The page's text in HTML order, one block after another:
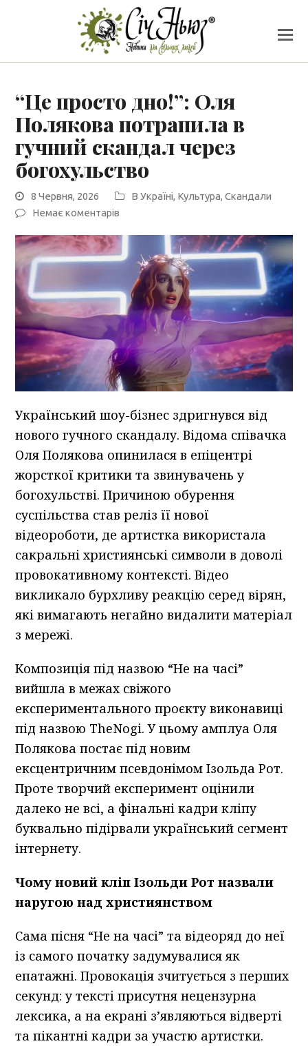
“Це просто дно!”: Оля
Полякова потрапила в
гучний скандал через
богохульство
8 Червня, 2026 В Україні, Культура,Скандали
Немає коментарів
Український шоу-бізнес здригнувся від
нового гучного скандалу. Відома співачка
Оля Полякова опинилася в епіцентрі
жорсткої критики та звинувачень у
богохульстві. Причиною обурення
суспільства став реліз її нової
відеороботи, де артистка використала
сакральні християнські символи в доволі
провокативному контексті. Відео
викликало бурхливу реакцію серед вірян,
які вимагають негайно видалити матеріал
з мережі.
Композиція під назвою “Не на часі”
вийшла в межах свіжого
експериментального проєкту виконавиці
під назвою TheNogi. У цьому амплуа Оля
Полякова постає під новим
ексцентричним псевдонімом Ізольда Рот.
Проте творчий експеримент оцінили
далеко не всі, а фінальні кадри кліпу
буквально підірвали український сегмент
інтернету.
Чому новий кліп Ізольди Рот назвали
наругою над християнством
Сама пісня “Не на часі” та відеоряд до неї
із самого початку задумувалися як
епатажні. Провокація зчитується з перших
секунд: у тексті присутня нецензурна
лексика, а на екрані з’являються відверті
та пікантні кадри за участю артистки.